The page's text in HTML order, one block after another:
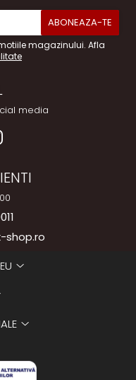
magazinului. Afla
media
shop.ro